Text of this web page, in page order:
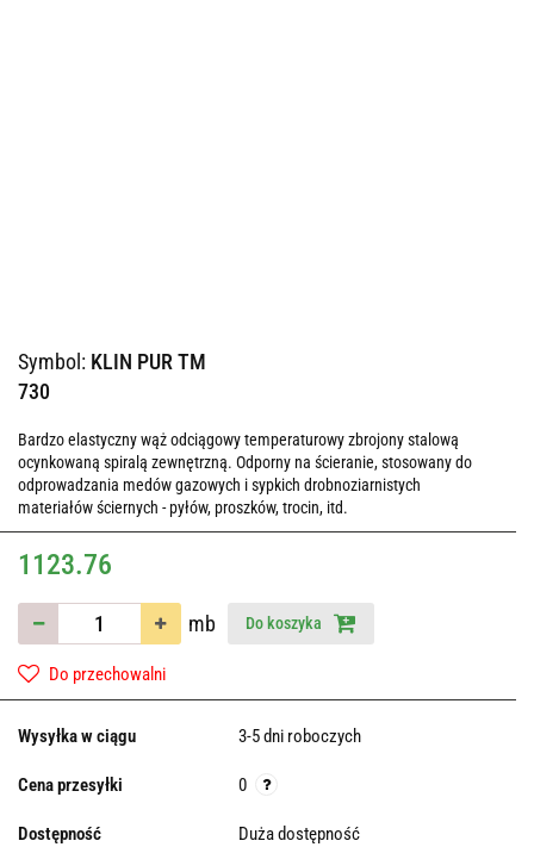
Symbol: KLIN PUR TM
730
Bardzo elastyczny wąż odciągowy temperaturowy zbrojony stalową
ocynkowaną spiralą zewnętrzną. Odporny na ścieranie, stosowany do
odprowadzania medów gazowych i sypkich drobnoziarnistych
materiałów ściernych - pyłów, proszków, trocin, itd.
1123.76
mb Do koszyka
Do przechowalni
Wysyłka w ciągu 3-5 dni roboczych
Cena przesyłki 0
Dostępność Duża dostępność